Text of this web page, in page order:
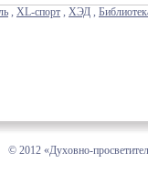
, XL-спорт , ХЭД ,
© 2012 «Духовно-